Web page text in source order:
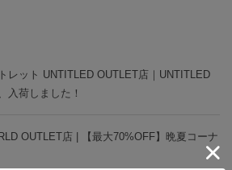
レット UNTITLED OUTLET店｜UNTITLED
入荷しました！
OUTLET店 | 【最大70%OFF】晩夏コーナ